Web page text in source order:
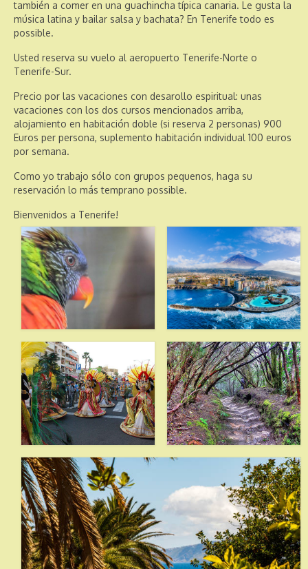
también a comer en una guachincha típica canaria. Le gusta la
música latina y bailar salsa y bachata? En Tenerife todo es
possible.
Usted reserva su vuelo al aeropuerto Tenerife-Norte o
Tenerife-Sur.
Precio por las vacaciones con desarollo espiritual: unas
vacaciones con los dos cursos mencionados arriba,
alojamiento en habitación doble (si reserva 2 personas) 900
Euros per persona, suplemento habitación individual 100 euros
por semana.
Como yo trabajo sólo con grupos pequenos, haga su
reservación lo más temprano possible.
Bienvenidos a Tenerife!